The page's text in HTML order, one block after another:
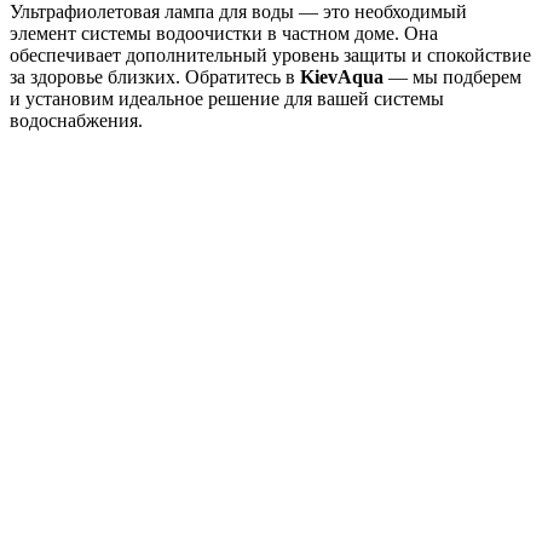
Ультрафиолетовая лампа для воды — это необходимый
элемент системы водоочистки в частном доме. Она
обеспечивает дополнительный уровень защиты и спокойствие
за здоровье близких. Обратитесь в KievAqua — мы подберем
и установим идеальное решение для вашей системы
водоснабжения.